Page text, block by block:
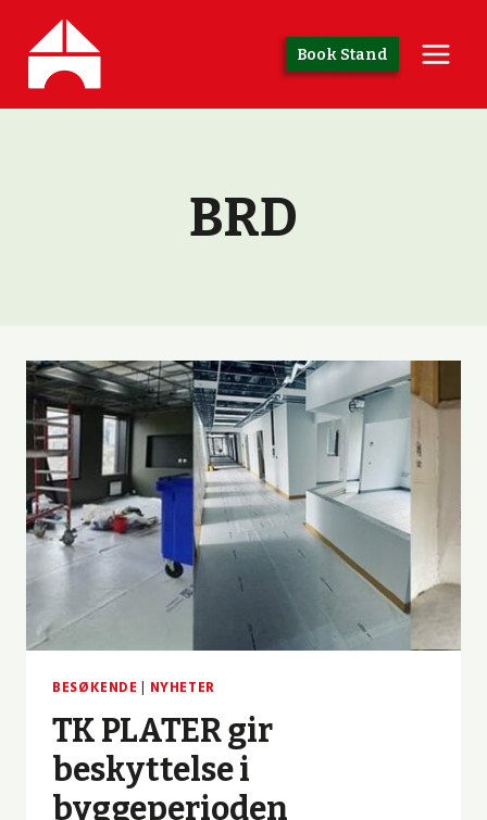
content
Book Stand
BRD
BESØKENDE | NYHETER
TK PLATER gir
beskyttelse i
byggeperioden